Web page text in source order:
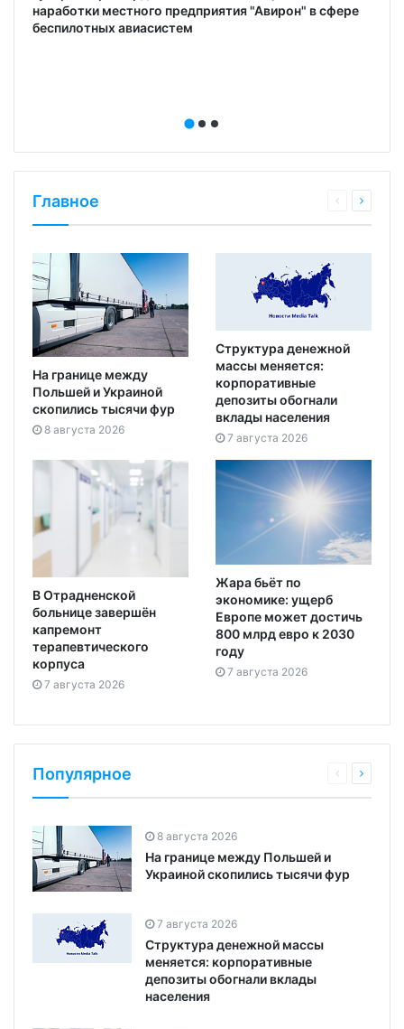
наработки местного предприятия "Авирон" в сфере
беспилотных авиасистем
Главное
На границе между
Польшей и Украиной
скопились тысячи фур
8 августа 2026
Структура денежной
массы меняется:
корпоративные
депозиты обогнали
вклады населения
7 августа 2026
В Отрадненской
больнице завершён
капремонт
терапевтического
корпуса
7 августа 2026
Жара бьёт по
экономике: ущерб
Европе может достичь
800 млрд евро к 2030
году
7 августа 2026
Популярное
8 августа 2026
На границе между Польшей и
Украиной скопились тысячи фур
7 августа 2026
Структура денежной массы
меняется: корпоративные
депозиты обогнали вклады
населения